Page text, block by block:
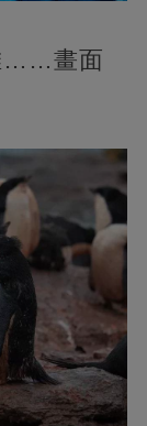
……畫面